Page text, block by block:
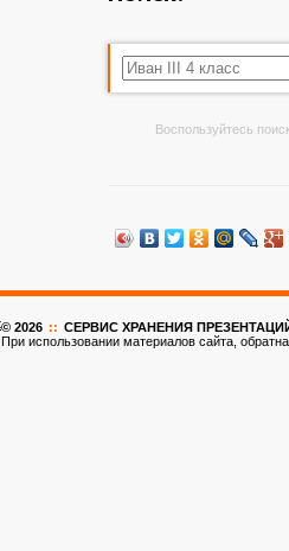
Воспользуйтесь
© 2026 :: CЕРВИС ХРАНЕНИЯ ПРЕЗЕНТАЦИЙ
При использовании материалов сайта,